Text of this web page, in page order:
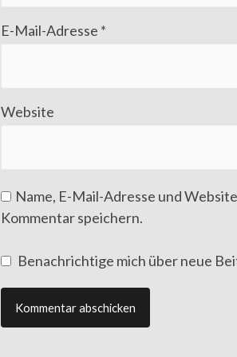
E-Mail-Adresse *
Website
Name, E-Mail-Adresse und
Kommentar speichern.
Benachrichtige mich über neue